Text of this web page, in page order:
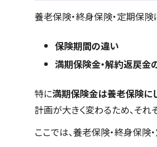
養老保険・終身保険・定期保
保険期間の違い
満期保険金・解約返戻金
特に満期保険金は養老保険に
計画が大きく変わるため、それ
ここでは、養老保険・終身保険